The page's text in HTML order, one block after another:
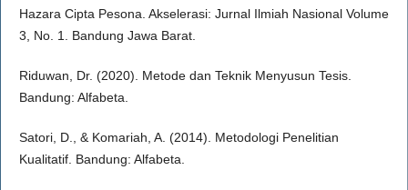
Hazara Cipta Pesona. Akselerasi: Jurnal Ilmiah Nasional Volume
3, No. 1. Bandung Jawa Barat.
Riduwan, Dr. (2020). Metode dan Teknik Menyusun Tesis.
Bandung: Alfabeta.
Satori, D., & Komariah, A. (2014). Metodologi Penelitian
Kualitatif. Bandung: Alfabeta.